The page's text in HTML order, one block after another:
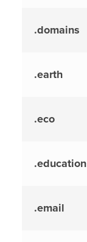
.domains
.earth
.eco
.education
.email